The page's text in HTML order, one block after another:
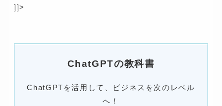
]]>
ChatGPTの教科書
ChatGPTを活用して、ビジネスを次のレベル
へ！